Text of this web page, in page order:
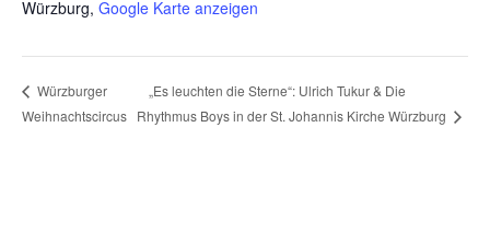
Würzburg, Google Karte anzeigen
Würzburger
Weihnachtscircus
„Es leuchten die Sterne“: Ulrich Tukur & Die
Rhythmus Boys in der St. Johannis Kirche Würzburg